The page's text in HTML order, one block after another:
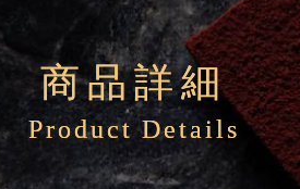
商品詳細
Product Details